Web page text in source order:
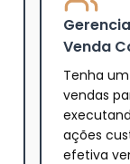
Venda
Tenha
vendas
ações
efetiva